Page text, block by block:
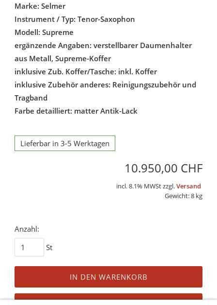
Marke: Selmer
Instrument / Typ: Tenor-Saxophon
Modell: Supreme
ergänzende Angaben: verstellbarer Daumenhalter
aus Metall, Supreme-Koffer
inklusive Zub. Koffer/Tasche: inkl. Koffer
inklusive Zubehör anderes: Reinigungszubehör und
Tragband
Farbe detailliert: matter Antik-Lack
Lieferbar in 3-5 Werktagen
10.950,00 CHF
incl. 8.1% MWSt zzgl.Versand
Gewicht: 8 kg
Anzahl:
St
IN DEN WARENKORB